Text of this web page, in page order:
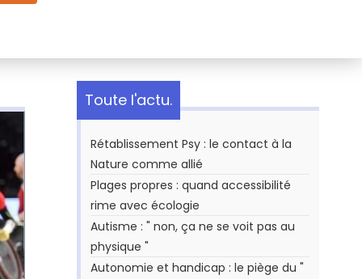
Toute l'actu.
Rétablissement Psy : le contact à la
Nature comme allié
Plages propres : quand accessibilité
rime avec écologie
Autisme : " non, ça ne se voit pas au
physique "
Autonomie et handicap : le piège du "